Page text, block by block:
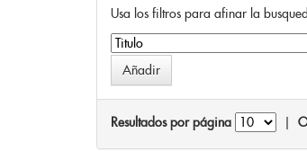
Usa los filtros para afinar la
Resultados por página